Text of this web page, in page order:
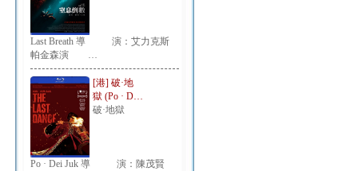
Last Breath 導 演：艾力克斯
帕金森演 …
[港] 破·地
獄 (Po · D…
破·地獄
Po · Dei Juk 導 演：陳茂賢